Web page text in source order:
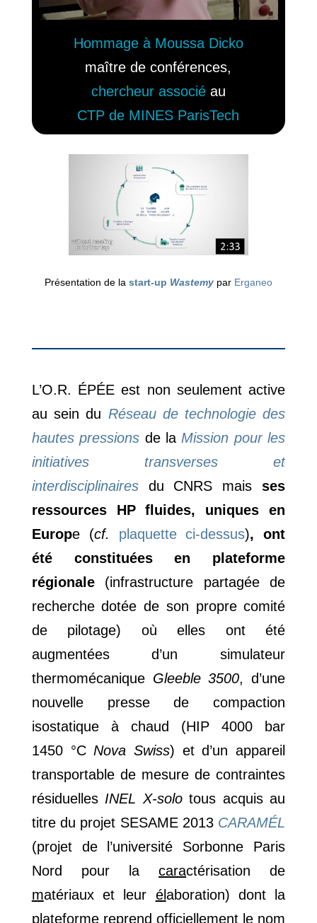
Hommage à Moussa Dicko
maître de conférences,
chercheur associéau
CTP de MINES ParisTech
Présentation de la start-up Wastemy par Erganeo
L’O.R. ÉPÉE est non seulement active
au sein du Réseau de technologie des
hautes pressions de la Mission pour les
initiatives transverses et
interdisciplinairesdu CNRS maisses
ressources HP fluides, uniques en
Europe (cf. plaquette ci-dessus), ont
été constituées en plateforme
régionale(infrastructure partagée de
recherche dotée de son propre comité
de pilotage) où elles ont été
augmentées d’un simulateur
thermomécanique Gleeble 3500, d’une
nouvelle presse de compaction
isostatique à chaud (HIP 4000 bar
1450 °CNova Swiss) et d’un appareil
transportable de mesure de contraintes
résiduelles INEL X-solotous acquis au
titre du projet SESAME 2013 CARAMÉL
(projet de l’université Sorbonne Paris
Nord pour lacaractérisation de
matériaux et leur élaboration) dont la
plateforme reprend officiellement le nom